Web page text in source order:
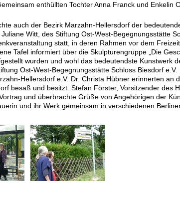
enthüllten Tochter Anna Franck und Enkelin
auch der Bezirk Marzahn-Hellersdorf der
Witt, des Stiftung Ost-West-Begegnungsstätte
statt, in deren Rahmen vor dem
Tafel informiert über die Skulpturengruppe „Die
wurden und wohl das bedeutendste Kunstwerk
Ost-West-Begegnungsstätte Schloss Biesdorf e.V.
Hellersdorf e.V. Dr. Christa Hübner erinnerten an
besaß und besitzt. Stefan Förster, Vorsitzender des
und überbrachte Grüße von Angehörigen der
und ihr Werk gemeinsam in verschiedenen